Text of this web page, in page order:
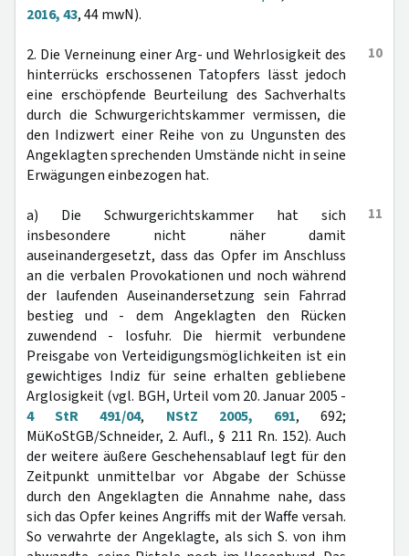
2016, 43, 44 mwN).
10
2. Die Verneinung einer Arg- und Wehrlosigkeit des
hinterrücks erschossenen Tatopfers lässt jedoch
eine erschöpfende Beurteilung des Sachverhalts
durch die Schwurgerichtskammer vermissen, die
den Indizwert einer Reihe von zu Ungunsten des
Angeklagten sprechenden Umstände nicht in seine
Erwägungen einbezogen hat.
11
a) Die Schwurgerichtskammer hat sich
insbesondere nicht näher damit
auseinandergesetzt, dass das Opfer im Anschluss
an die verbalen Provokationen und noch während
der laufenden Auseinandersetzung sein Fahrrad
bestieg und - dem Angeklagten den Rücken
zuwendend - losfuhr. Die hiermit verbundene
Preisgabe von Verteidigungsmöglichkeiten ist ein
gewichtiges Indiz für seine erhalten gebliebene
Arglosigkeit (vgl. BGH, Urteil vom 20. Januar 2005 -
4 StR 491/04, NStZ 2005, 691, 692;
MüKoStGB/Schneider, 2. Aufl., § 211 Rn. 152). Auch
der weitere äußere Geschehensablauf legt für den
Zeitpunkt unmittelbar vor Abgabe der Schüsse
durch den Angeklagten die Annahme nahe, dass
sich das Opfer keines Angriffs mit der Waffe versah.
So verwahrte der Angeklagte, als sich S. von ihm